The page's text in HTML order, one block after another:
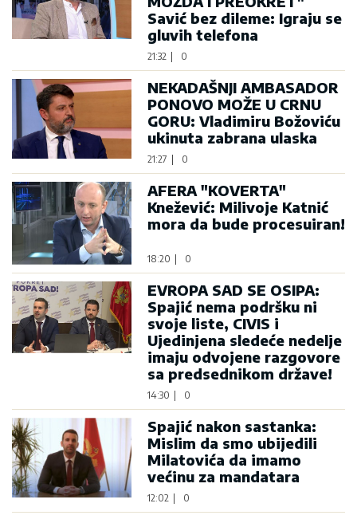
Savić bez dileme: Igraju se
gluvih telefona
21:32 0
NEKADAŠNJI AMBASADOR
PONOVO MOŽE U CRNU
GORU: Vladimiru Božoviću
ukinuta zabrana ulaska
21:27 0
AFERA "KOVERTA"
Knežević: Milivoje Katnić
mora da bude procesuiran!
18:20 0
EVROPA SAD SE OSIPA:
Spajić nema podršku ni
svoje liste, CIVIS i
Ujedinjena sledeće nedelje
imaju odvojene razgovore
sa predsednikom države!
14:30 0
Spajić nakon sastanka:
Mislim da smo ubijedili
Milatovića da imamo
većinu za mandatara
12:02 0